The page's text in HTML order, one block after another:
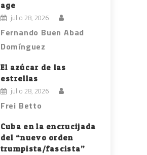
age
julio 28, 2026
Fernando Buen Abad
Domínguez
El azúcar de las
estrellas
julio 28, 2026
Frei Betto
Cuba en la encrucijada
del “nuevo orden
trumpista/fascista”